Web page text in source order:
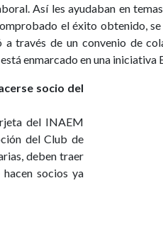
Así les ayudaban en
el éxito obtenido,
través de un convenio de
enmarcado en una iniciativa
socio del
del INAEM
del Club de
deben traer
socios ya